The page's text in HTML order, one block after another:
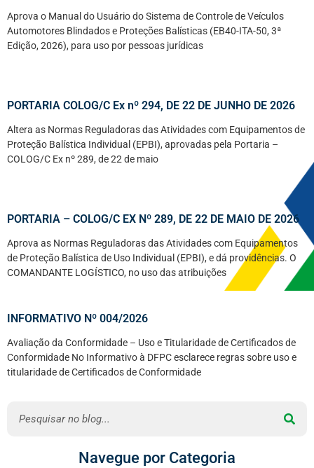
Aprova o Manual do Usuário do Sistema de Controle de Veículos
Automotores Blindados e Proteções Balísticas (EB40-ITA-50, 3ª
Edição, 2026), para uso por pessoas jurídicas
PORTARIA COLOG/C Ex nº 294, DE 22 DE JUNHO DE 2026
Altera as Normas Reguladoras das Atividades com Equipamentos de
Proteção Balística Individual (EPBI), aprovadas pela Portaria –
COLOG/C Ex nº 289, de 22 de maio
PORTARIA – COLOG/C EX Nº 289, DE 22 DE MAIO DE 2026
Aprova as Normas Reguladoras das Atividades com Equipamentos
de Proteção Balística de Uso Individual (EPBI), e dá providências. O
COMANDANTE LOGÍSTICO, no uso das atribuições
INFORMATIVO Nº 004/2026
Avaliação da Conformidade – Uso e Titularidade de Certificados de
Conformidade No Informativo à DFPC esclarece regras sobre uso e
titularidade de Certificados de Conformidade
Navegue por Categoria